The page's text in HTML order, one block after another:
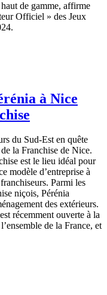
de gamme, affirme
Officiel » des Jeux
à Nice
du Sud-Est en quête
la Franchise de Nice.
est le lieu idéal pour
modèle d’entreprise à
Parmi les
niçois, Pérénia
des extérieurs.
récemment ouverte à la
de la France, et